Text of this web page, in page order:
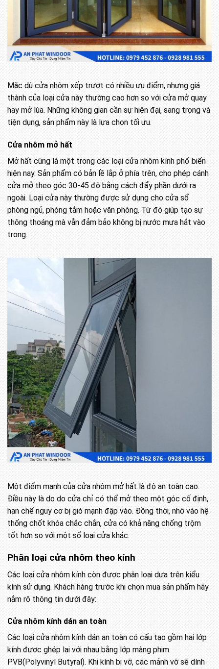
Mặc dù cửa nhôm xếp trượt có nhiều ưu điểm, nhưng giá
thành của loại cửa này thường cao hơn so với cửa mở quay
hay mở lùa. Những không gian cần sự hiện đại, sang trọng và
tiện dụng, sản phẩm này là lựa chọn tối ưu.
Cửa nhôm mở hất
Mở hất cũng là một trong các loại cửa nhôm kính phổ biến
hiện nay. Sản phẩm có bản lề lắp ở phía trên, cho phép cánh
cửa mở theo góc 30-45 độ bằng cách đẩy phần dưới ra
ngoài. Loại cửa này thường được sử dụng cho cửa sổ
phòng ngủ, phòng tắm hoặc văn phòng. Từ đó giúp tạo sự
thông thoáng mà vẫn đảm bảo không bị nước mưa hắt vào
trong.
Một điểm mạnh của cửa nhôm mở hất là độ an toàn cao.
Điều này là do do cửa chỉ có thể mở theo một góc cố định,
hạn chế nguy cơ bị gió mạnh đập vào. Đồng thời, nhờ vào hệ
thống chốt khóa chắc chắn, cửa có khả năng chống trộm
tốt hơn so với một số loại cửa khác.
Phân loại cửa nhôm theo kính
Các loại cửa nhôm kính còn được phân loại dựa trên kiểu
kính sử dụng. Khách hàng trước khi chọn mua sản phẩm hãy
nắm rõ thông tin dưới đây:
Cửa nhôm kính dán an toàn
Các loại cửa nhôm kính dán an toàn có cấu tạo gồm hai lớp
kính được ghép lại với nhau bằng lớp màng phim
PVB(Polyvinyl Butyral). Khi kính bị vỡ, các mảnh vỡ sẽ dính